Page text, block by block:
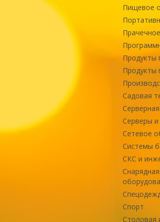
Пищевое
Продукты
Продукты
Садовая
Серверная
Серверы
Сетевое
Системы
СКС и
Спорт
Столовая